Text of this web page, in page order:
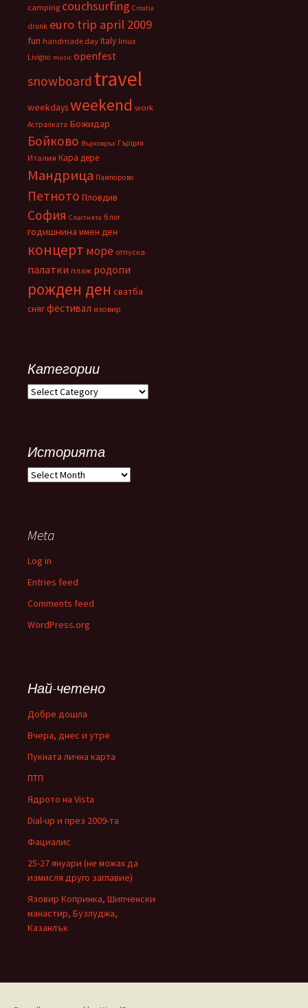
camping couchsurfing Croatia
drunk euro trip april 2009
fun handmade day Italy linux
Livigno music openfest
snowboard travel
weekdaysweekend work
Астралката Божидар
Бойково Върховръх Гърция
Италия Кара дере
Мандрица Пампорово
Петното Пловдив
София Спастнята блог
годишнина имен ден
концерт море отпуска
палатки плаж родопи
рожден ден сватба
снягфестивал язовир
Категории
Категории
Историята
Историята
Meta
Log in
Entries feed
Comments feed
WordPress.org
Най-четено
Добре дошла
Вчера, днес и утре
Пукната лична карта
ПТП
Ядрото на Vista
Dial-up и през 2009-та
Фациалис
25-27 януари (не можах да
измисля друго заглавие)
Язовир Копринка, Шипченски
манастир, Бузлуджа,
Казанлък